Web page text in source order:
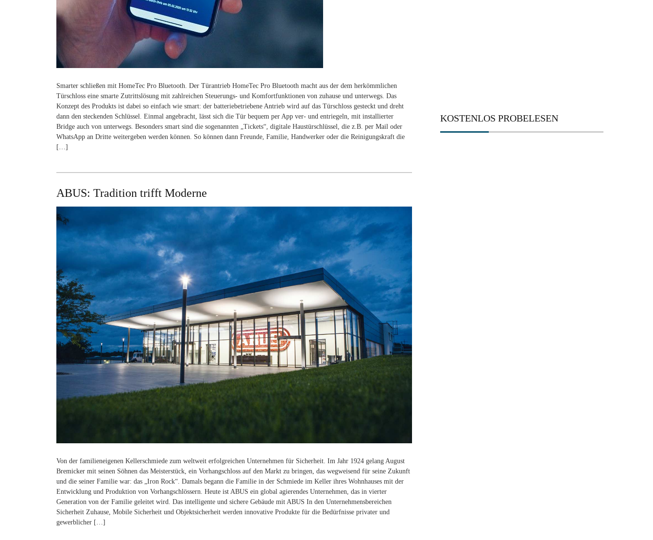
Smarter schließen mit HomeTec Pro Bluetooth. Der Türantrieb HomeTec Pro Bluetooth macht aus der dem herkömmlichen
Türschloss eine smarte Zutrittslösung mit zahlreichen Steuerungs- und Komfortfunktionen von zuhause und unterwegs. Das
Konzept des Produkts ist dabei so einfach wie smart: der batteriebetriebene Antrieb wird auf das Türschloss gesteckt und dreht
dann den steckenden Schlüssel. Einmal angebracht, lässt sich die Tür bequem per App ver- und entriegeln, mit installierter
Bridge auch von unterwegs. Besonders smart sind die sogenannten „Tickets“, digitale Haustürschlüssel, die z.B. per Mail oder
WhatsApp an Dritte weitergeben werden können. So können dann Freunde, Familie, Handwerker oder die Reinigungs­kraft die
[…]
ABUS: Tradition trifft Moderne
Von der familieneigenen Kellerschmiede zum weltweit erfolgreichen Unternehmen für Sicherheit. Im Jahr 1924 gelang August
Bremicker mit seinen Söhnen das Meisterstück, ein Vorhangschloss auf den Markt zu bringen, das wegweisend für seine Zukunft
und die seiner Familie war: das „Iron Rock“. Damals begann die Familie in der Schmiede im Keller ihres Wohnhauses mit der
Entwicklung und Produktion von Vorhangschlössern. Heute ist ABUS ein global agierendes Unternehmen, das in vierter
Generation von der Familie geleitet wird. Das intelligente und sichere Gebäude mit ABUS In den Unternehmensbereichen
Sicherheit Zuhause, Mobile Sicherheit und Objektsicherheit werden innovative Produkte für die Bedürfnisse privater und
gewerblicher […]
KOSTENLOS PROBELESEN